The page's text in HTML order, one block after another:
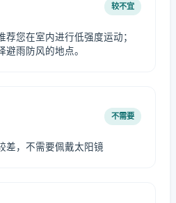
较不宜
您在室内进行低强度运动；
雨防风的地点。
不需要
差，不需要佩戴太阳镜